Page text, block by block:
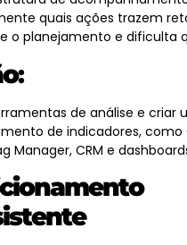
quais ações trazem
o planejamento e dificulta
:
de análise e criar
de indicadores, como
Manager, CRM e